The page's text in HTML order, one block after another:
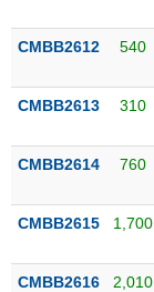
quan
dịch
chính
tích
thuật
CMBB2612 540
CMBB2613 310
CMBB2614 760
CMBB2615 1,700
CMBB2616 2,010
VS-
SECTOR